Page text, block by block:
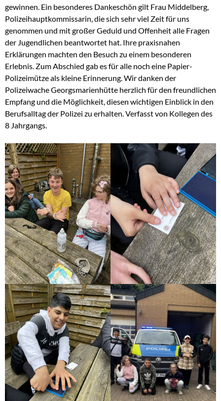
gewinnen. Ein besonderes Dankeschön gilt Frau Middelberg,
Polizeihauptkommissarin, die sich sehr viel Zeit für uns
genommen und mit großer Geduld und Offenheit alle Fragen
der Jugendlichen beantwortet hat. Ihre praxisnahen
Erklärungen machten den Besuch zu einem besonderen
Erlebnis. Zum Abschied gab es für alle noch eine Papier-
Polizeimütze als kleine Erinnerung. Wir danken der
Polizeiwache Georgsmarienhütte herzlich für den freundlichen
Empfang und die Möglichkeit, diesen wichtigen Einblick in den
Berufsalltag der Polizei zu erhalten. Verfasst von Kollegen des
8 Jahrgangs.